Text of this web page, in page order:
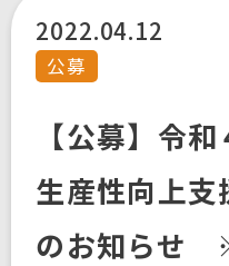
2022.04.12
公募
【公募】令
生産性向上
のお知らせ